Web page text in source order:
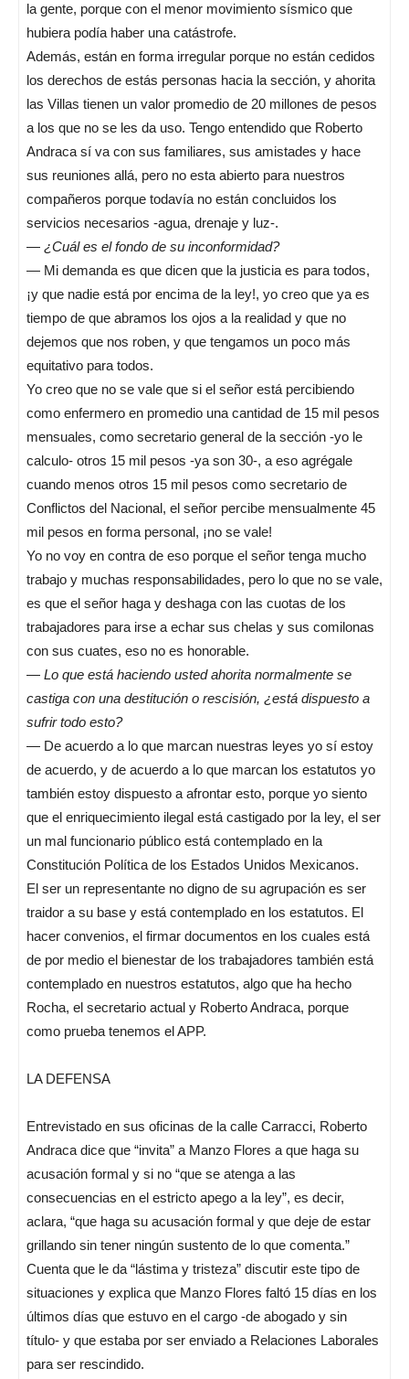
la gente, porque con el menor movimiento sísmico que
hubiera podía haber una catástrofe.
Además, están en forma irregular porque no están cedidos
los derechos de estás personas hacia la sección, y ahorita
las Villas tienen un valor promedio de 20 millones de pesos
a los que no se les da uso. Tengo entendido que Roberto
Andraca sí va con sus familiares, sus amistades y hace
sus reuniones allá, pero no esta abierto para nuestros
compañeros porque todavía no están concluidos los
servicios necesarios -agua, drenaje y luz-.
— ¿Cuál es el fondo de su inconformidad?
— Mi demanda es que dicen que la justicia es para todos,
¡y que nadie está por encima de la ley!, yo creo que ya es
tiempo de que abramos los ojos a la realidad y que no
dejemos que nos roben, y que tengamos un poco más
equitativo para todos.
Yo creo que no se vale que si el señor está percibiendo
como enfermero en promedio una cantidad de 15 mil pesos
mensuales, como secretario general de la sección -yo le
calculo- otros 15 mil pesos -ya son 30-, a eso agrégale
cuando menos otros 15 mil pesos como secretario de
Conflictos del Nacional, el señor percibe mensualmente 45
mil pesos en forma personal, ¡no se vale!
Yo no voy en contra de eso porque el señor tenga mucho
trabajo y muchas responsabilidades, pero lo que no se vale,
es que el señor haga y deshaga con las cuotas de los
trabajadores para irse a echar sus chelas y sus comilonas
con sus cuates, eso no es honorable.
— Lo que está haciendo usted ahorita normalmente se
castiga con una destitución o rescisión, ¿está dispuesto a
sufrir todo esto?
— De acuerdo a lo que marcan nuestras leyes yo sí estoy
de acuerdo, y de acuerdo a lo que marcan los estatutos yo
también estoy dispuesto a afrontar esto, porque yo siento
que el enriquecimiento ilegal está castigado por la ley, el ser
un mal funcionario público está contemplado en la
Constitución Política de los Estados Unidos Mexicanos.
El ser un representante no digno de su agrupación es ser
traidor a su base y está contemplado en los estatutos. El
hacer convenios, el firmar documentos en los cuales está
de por medio el bienestar de los trabajadores también está
contemplado en nuestros estatutos, algo que ha hecho
Rocha, el secretario actual y Roberto Andraca, porque
como prueba tenemos el APP.
LA DEFENSA
Entrevistado en sus oficinas de la calle Carracci, Roberto
Andraca dice que “invita” a Manzo Flores a que haga su
acusación formal y si no “que se atenga a las
consecuencias en el estricto apego a la ley”, es decir,
aclara, “que haga su acusación formal y que deje de estar
grillando sin tener ningún sustento de lo que comenta.”
Cuenta que le da “lástima y tristeza” discutir este tipo de
situaciones y explica que Manzo Flores faltó 15 días en los
últimos días que estuvo en el cargo -de abogado y sin
título- y que estaba por ser enviado a Relaciones Laborales
para ser rescindido.